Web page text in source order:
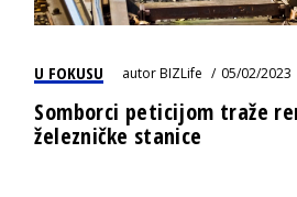
U FOKUSU autorBIZLife 05/02/2023
Somborci peticijom traže
železničke stanice